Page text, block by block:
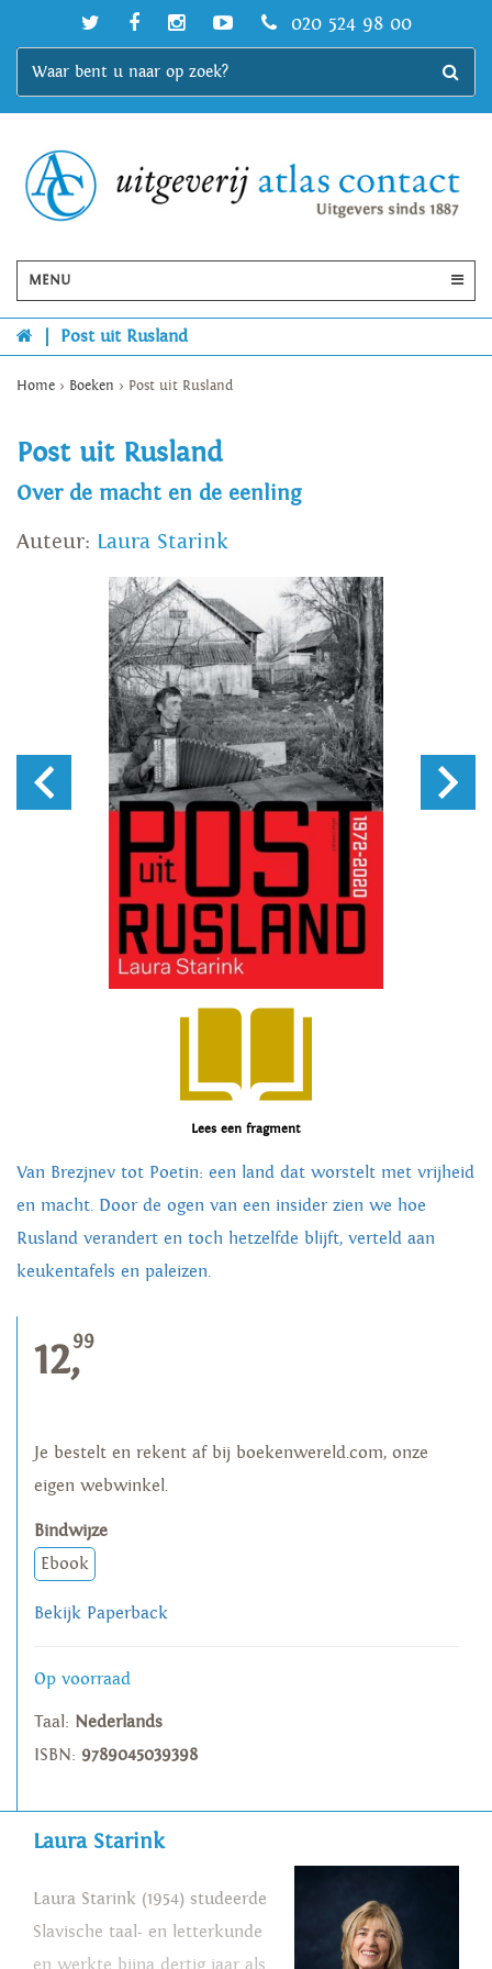
020 524 98 00
MENU
Post uit Rusland
Home > Boeken > Post uit Rusland
Post uit Rusland
Over de macht en de eenling
Auteur: Laura Starink
Lees een fragment
Van Brezjnev tot Poetin: een land dat worstelt met vrijheid
en macht. Door de ogen van een insider zien we hoe
Rusland verandert en toch hetzelfde blijft, verteld aan
keukentafels en paleizen.
12,99
Je bestelt en rekent af bij boekenwereld.com, onze
eigen webwinkel.
Bindwijze
Ebook
Bekijk Paperback
Op voorraad
Taal: Nederlands
ISBN: 9789045039398
Laura Starink
Laura Starink (1954) studeerde
Slavische taal- en letterkunde